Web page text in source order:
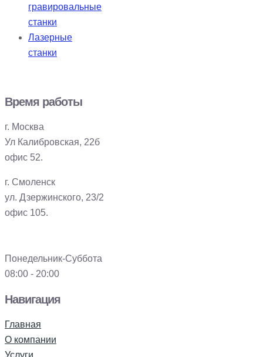
гравировальные
станки
Лазерные
станки
Время работы
г. Москва
Ул Калибровская, 22б
офис 52.
г. Смоленск
ул. Дзержинского, 23/2
офис 105.
Понедельник-Суббота
08:00 - 20:00
Навигация
Главная
О компании